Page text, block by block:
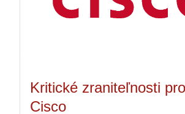
Kritické zraniteľnosti
Cisco